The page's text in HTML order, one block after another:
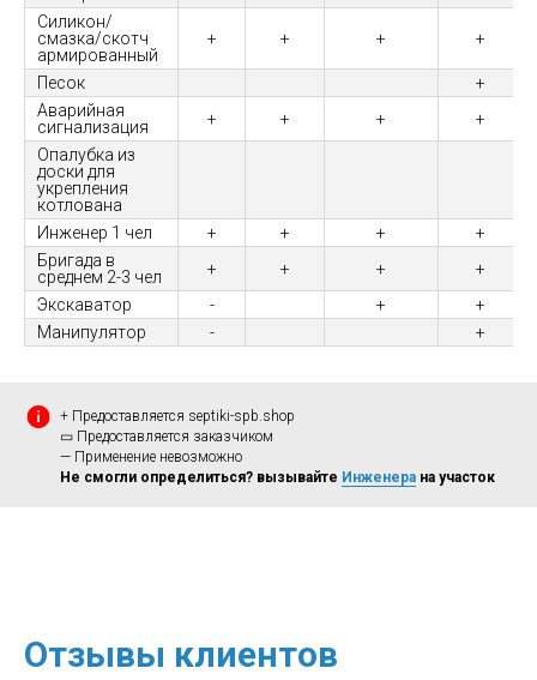
Силикон/
смазка/скотч
армированный
+ + + +
Песок
+
Аварийная
сигнализация
+ + +
+
Опалубка из
доски для
укрепления
котлована
Инженер 1 чел
+ + +
+
Бригада в
среднем 2-3 чел
+ + +
+
Экскаватор
- +
+
Манипулятор
- +
+ Предоставляется septiki-spb.shop
▭ Предоставляется заказчиком
— Применение невозможно
Не смогли определиться? вызывайте Инженера на участок
Отзывы клиентов